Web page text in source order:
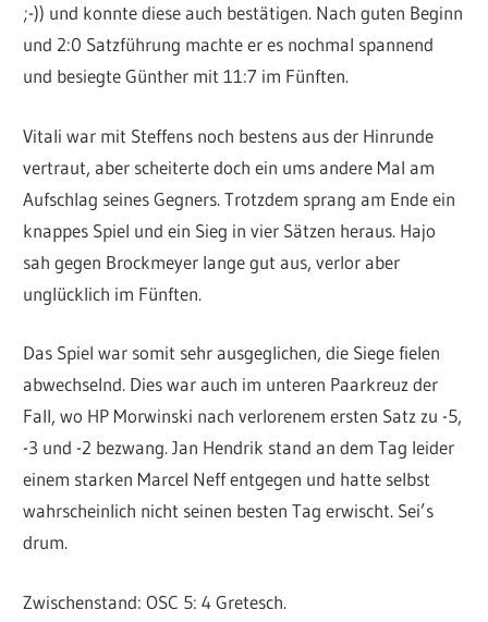
;-)) und konnte diese auch bestätigen. Nach guten Beginn
und 2:0 Satzführung machte er es nochmal spannend
und besiegte Günther mit 11:7 im Fünften.
Vitali war mit Steffens noch bestens aus der Hinrunde
vertraut, aber scheiterte doch ein ums andere Mal am
Aufschlag seines Gegners. Trotzdem sprang am Ende ein
knappes Spiel und ein Sieg in vier Sätzen heraus. Hajo
sah gegen Brockmeyer lange gut aus, verlor aber
unglücklich im Fünften.
Das Spiel war somit sehr ausgeglichen, die Siege fielen
abwechselnd. Dies war auch im unteren Paarkreuz der
Fall, wo HP Morwinski nach verlorenem ersten Satz zu -5,
-3 und -2 bezwang. Jan Hendrik stand an dem Tag leider
einem starken Marcel Neff entgegen und hatte selbst
wahrscheinlich nicht seinen besten Tag erwischt. Sei’s
drum.
Zwischenstand: OSC 5: 4 Gretesch.